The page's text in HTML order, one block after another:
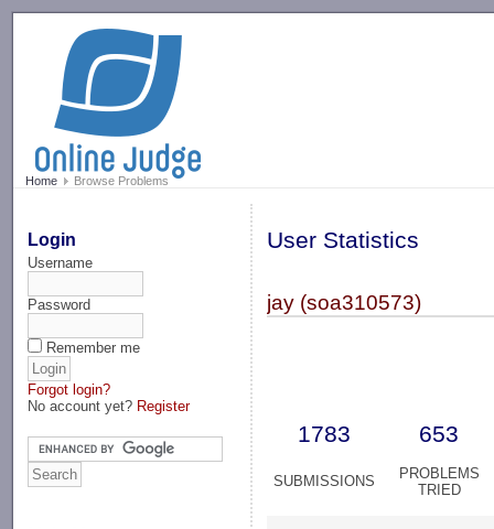
Home Browse Problems
Login
Username
Password
Remember me
Forgot login?
No account yet? Register
User Statistics
jay (soa310573)
1783 653
SUBMISSIONS
PROBLEMS
TRIED